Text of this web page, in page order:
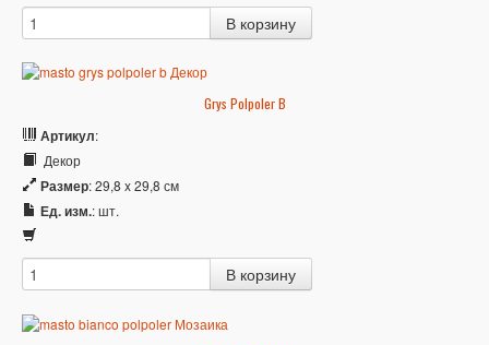
Grys Polpoler B
Артикул:
Декор
Размер: 29,8 x 29,8 см
Ед. изм.: шт.